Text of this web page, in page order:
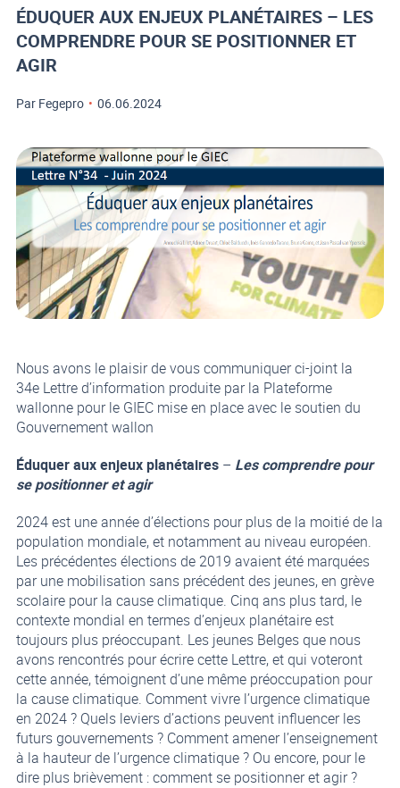
ÉDUQUER AUX ENJEUX PLANÉTAIRES – LES
COMPRENDRE POUR SE POSITIONNER ET
AGIR
Par Fegepro • 06.06.2024
Nous avons le plaisir de vous communiquer ci-joint la
34e Lettre d’information produite par la Plateforme
wallonne pour le GIEC mise en place avec le soutien du
Gouvernement wallon
Éduquer aux enjeux planétaires– Les comprendre pour
se positionner et agir
2024 est une année d’élections pour plus de la moitié de la
population mondiale, et notamment au niveau européen.
Les précédentes élections de 2019 avaient été marquées
par une mobilisation sans précédent des jeunes, en grève
scolaire pour la cause climatique. Cinq ans plus tard, le
contexte mondial en termes d’enjeux planétaire est
toujours plus préoccupant. Les jeunes Belges que nous
avons rencontrés pour écrire cette Lettre, et qui voteront
cette année, témoignent d’une même préoccupation pour
la cause climatique. Comment vivre l’urgence climatique
en 2024 ? Quels leviers d’actions peuvent influencer les
futurs gouvernements ? Comment amener l’enseignement
à la hauteur de l’urgence climatique ? Ou encore, pour le
dire plus brièvement : comment se positionner et agir ?